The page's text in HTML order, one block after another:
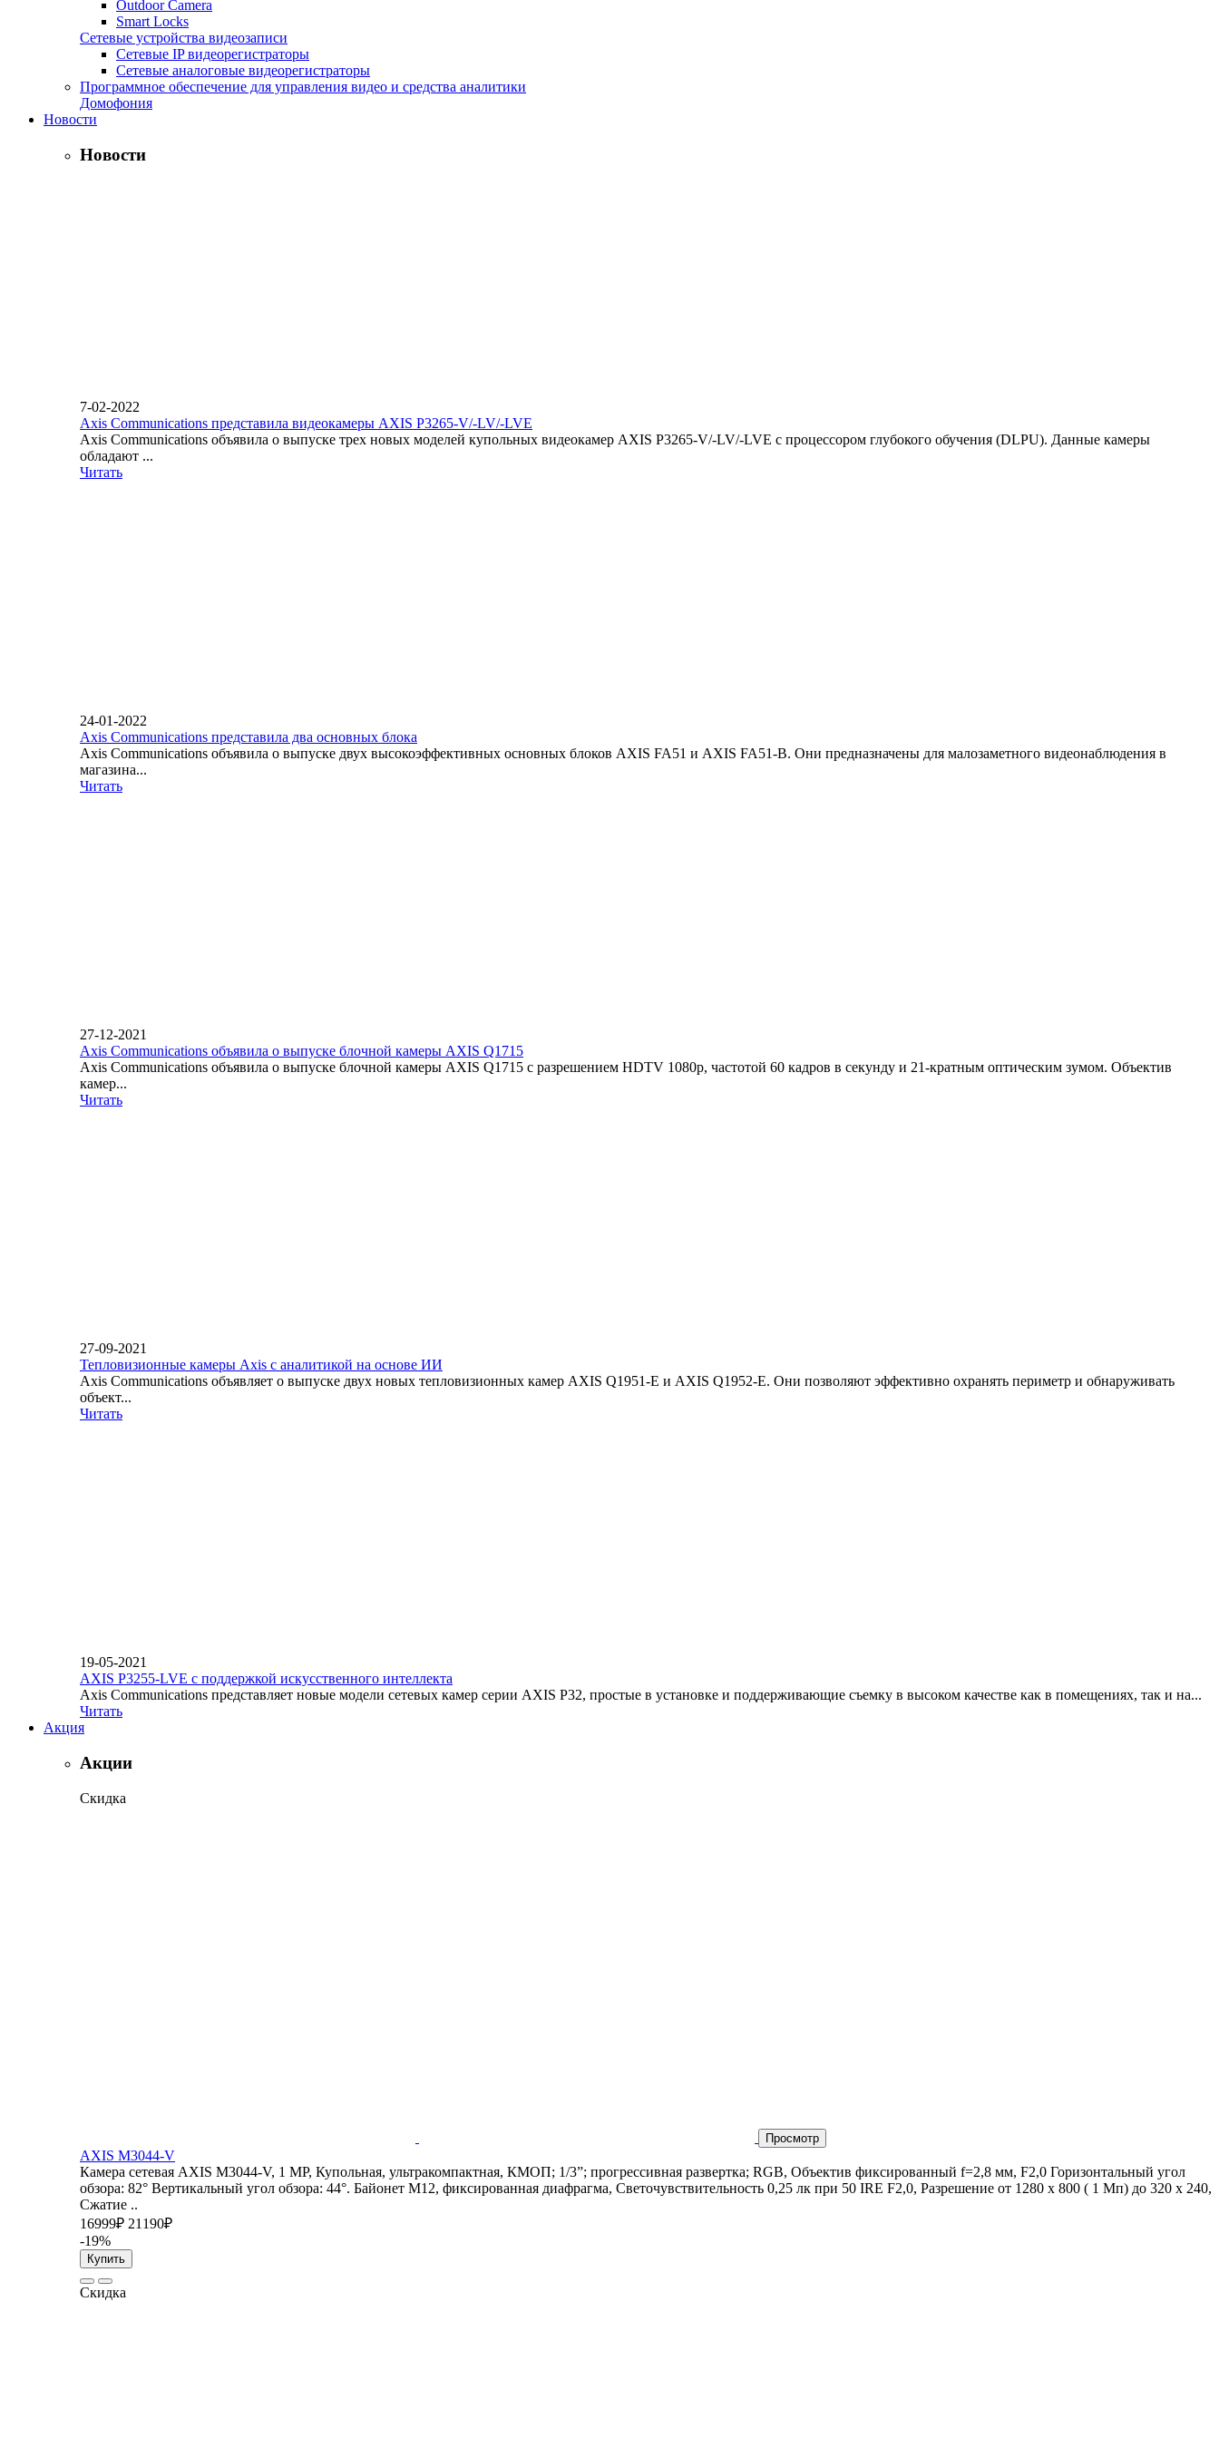
Outdoor Camera
Smart Locks
Сетевые устройства видеозаписи
Сетевые IP видеорегистраторы
Сетевые аналоговые видеорегистраторы
Программное обеспечение для управления видео и средства аналитики
Домофония
Новости
Новости
7-02-2022
Axis Communications представила видеокамеры AXIS P3265-V/-LV/-LVE
Axis Communications объявила о выпуске трех новых моделей купольных видеокамер AXIS P3265-V/-LV/-LVE с процессором глубокого обучения (DLPU). Данные камеры
обладают ...
Читать
24-01-2022
Axis Communications представила два основных блока
Axis Communications объявила о выпуске двух высокоэффективных основных блоков AXIS FA51 и AXIS FA51-B. Они предназначены для малозаметного видеонаблюдения в
магазина...
Читать
27-12-2021
Axis Communications объявила о выпуске блочной камеры AXIS Q1715
Axis Communications объявила о выпуске блочной камеры AXIS Q1715 с разрешением HDTV 1080p, частотой 60 кадров в секунду и 21-кратным оптическим зумом. Объектив
камер...
Читать
27-09-2021
Тепловизионные камеры Axis с аналитикой на основе ИИ
Axis Communications объявляет о выпуске двух новых тепловизионных камер AXIS Q1951-E и AXIS Q1952-E. Они позволяют эффективно охранять периметр и обнаруживать
объект...
Читать
19-05-2021
AXIS P3255-LVE с поддержкой искусственного интеллекта
Axis Communications представляет новые модели сетевых камер серии AXIS P32, простые в установке и поддерживающие съемку в высоком качестве как в помещениях, так и на...
Читать
Акция
Акции
Скидка
Просмотр
AXIS M3044-V
Камера сетевая AXIS M3044-V, 1 MP, Купольная, ультракомпактная, КМОП; 1/3”; прогрессивная развертка; RGB, Объектив фиксированный f=2,8 мм, F2,0 Горизонтальный угол
обзора: 82° Вертикальный угол обзора: 44°. Байонет М12, фиксированная диафрагма, Светочувствительность 0,25 лк при 50 IRE F2,0, Разрешение от 1280 x 800 ( 1 Мп) до 320 x 240,
Сжатие ..
16999₽ 21190₽
-19%
Купить
Скидка